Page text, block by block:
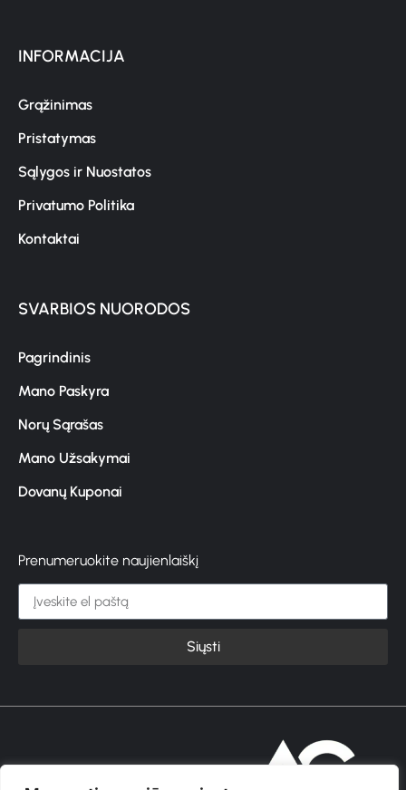
INFORMACIJA
Grąžinimas
Pristatymas
Sąlygos ir Nuostatos
Privatumo Politika
Kontaktai
SVARBIOS NUORODOS
Pagrindinis
Mano Paskyra
Norų Sąrašas
Mano Užsakymai
Dovanų Kuponai
Prenumeruokite naujienlaiškį
Siųsti
© 2026 GROŽIOVITA